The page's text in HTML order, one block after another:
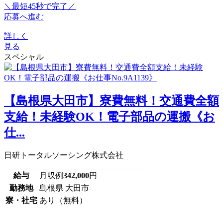
＼最短45秒で完了／
応募へ進む
詳しく
見る
スペシャル
【島根県大田市】寮費無料！交通費全額
支給！未経験OK！電子部品の運搬《お
仕...
日研トータルソーシング株式会社
給与 月収例342,000円
勤務地
島根県 大田市
寮・社宅 あり（無料）